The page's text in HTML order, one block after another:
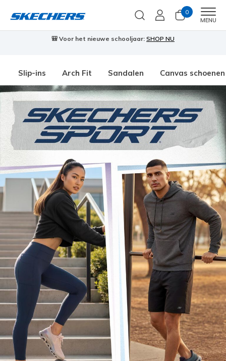
0
MENU
🎒 Voor het nieuwe schooljaar: SHOP NU
Slip-ins Arch Fit Sandalen Canvas schoenen